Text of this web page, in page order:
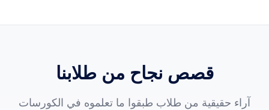
قصص نجاح من طلابنا
آراء حقيقية من طلاب طبقوا ما تعلموه في الكورسات